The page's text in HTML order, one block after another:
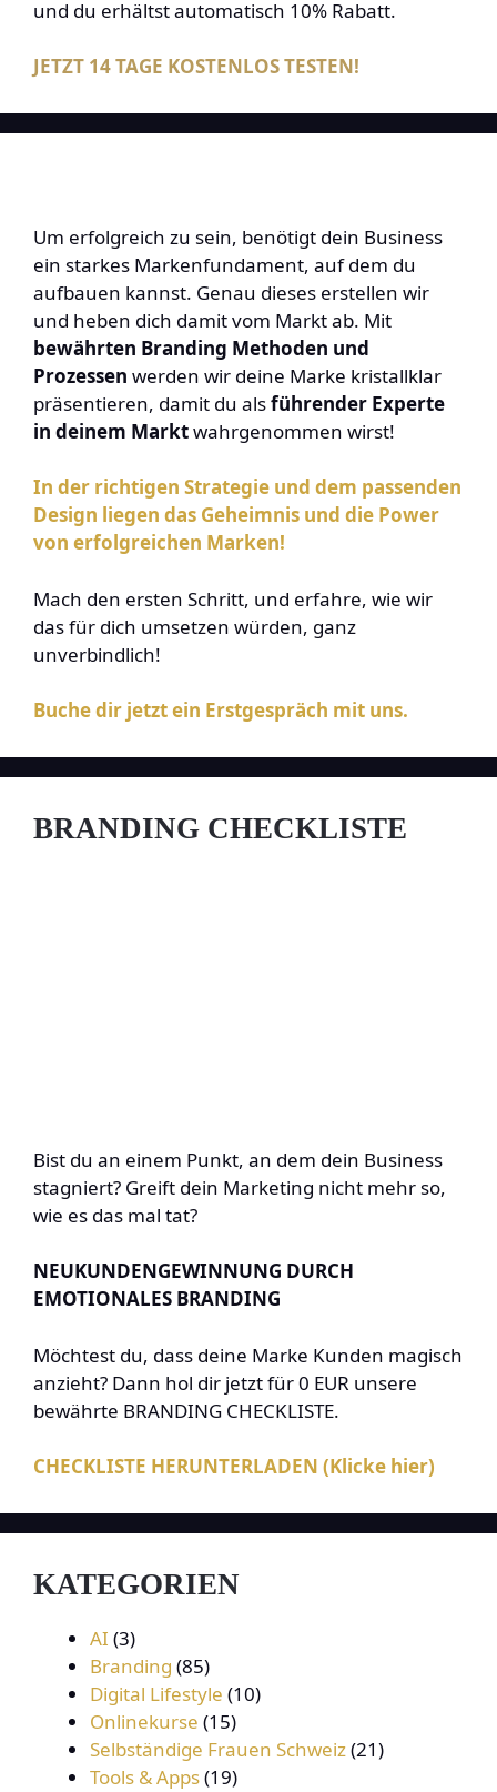
und du erhältst automatisch 10% Rabatt.
JETZT 14 TAGE KOSTENLOS TESTEN!
Um erfolgreich zu sein, benötigt dein Business
ein starkes Markenfundament, auf dem du
aufbauen kannst. Genau dieses erstellen wir
und heben dich damit vom Markt ab. Mit
bewährten Branding Methoden und
Prozessen werden wir deine Marke kristallklar
präsentieren, damit du alsführender Experte
in deinem Marktwahrgenommen wirst!
In der richtigen Strategie und dem passenden
Design liegen das Geheimnis und die Power
von erfolgreichen Marken!
Mach den ersten Schritt, und erfahre, wie wir
das für dich umsetzen würden, ganz
unverbindlich!
Buche dir jetzt ein Erstgespräch mit uns.
BRANDING CHECKLISTE
Bist du an einem Punkt, an dem dein Business
stagniert? Greift dein Marketing nicht mehr so,
wie es das mal tat?
NEUKUNDENGEWINNUNG DURCH
EMOTIONALES BRANDING
Möchtest du, dass deine Marke Kunden magisch
anzieht? Dann hol dir jetzt für 0 EUR unsere
bewährte BRANDING CHECKLISTE.
CHECKLISTE HERUNTERLADEN (Klicke hier)
KATEGORIEN
AI (3)
Branding (85)
Digital Lifestyle (10)
Onlinekurse (15)
Selbständige Frauen Schweiz(21)
Tools & Apps(19)